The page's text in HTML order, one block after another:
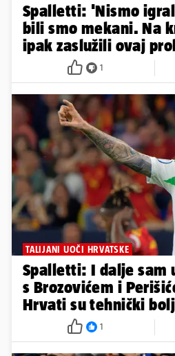
Spalletti: 'Nismo
bili smo mekani. Na
ipak zaslužili ovaj
1
TALIJANI UOČI HRVATSKE
Spalletti: I dalje sam
s Brozovićem i
Hrvati su tehnički
1